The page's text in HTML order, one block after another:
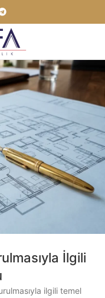
İlgili
ilgili temel